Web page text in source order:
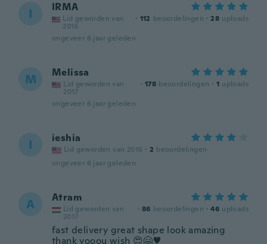
I IRMA
Lid geworden van
2016
· 112 beoordelingen · 28 uploads
ongeveer 6 jaar geleden
M Melissa
Lid geworden van
2017
· 178 beoordelingen · 1 uploads
ongeveer 6 jaar geleden
I ieshia
Lid geworden van 2016 · 2 beoordelingen
ongeveer 6 jaar geleden
A Atram
Lid geworden van
2017
· 86 beoordelingen · 46 uploads
fast delivery great shape look amazing
thank yooou wish 😍🤗♥️